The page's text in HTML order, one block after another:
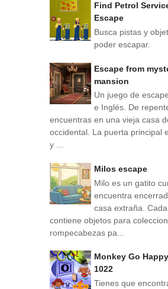
Find Petrol
Escape
Busca pistas y
poder escapar.
Escape from
mansion
Un juego de
e Inglés. De
encuentras en una vieja casa
occidental. La puerta principal
y ...
Milos escape
Milo es un gatito
encuentra
casa extraña.
contiene objetos para
rompecabezas pa...
Monkey Go
1022
Tienes que